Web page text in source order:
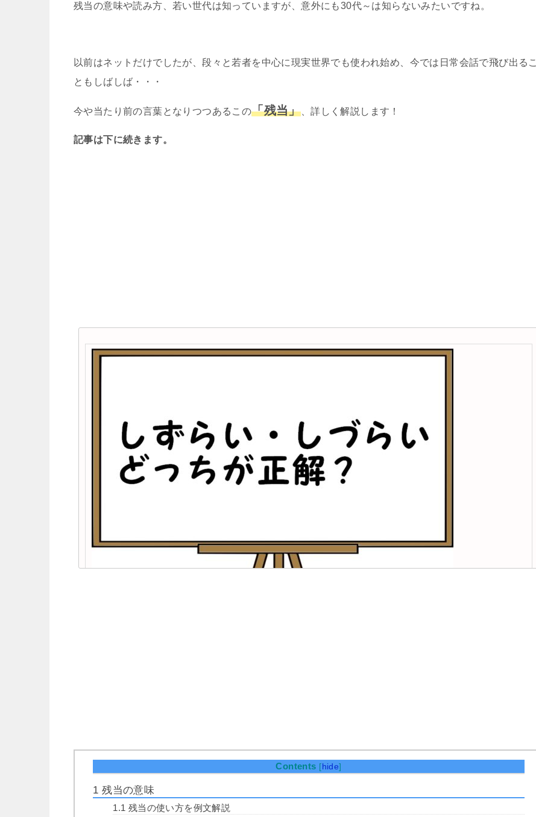
残当の意味や読み方、若い世代は知っていますが、意外にも30代～は知らないみたいですね。
以前はネットだけでしたが、段々と若者を中心に現実世界でも使われ始め、今では日常会話で飛び出るこ
ともしばしば・・・
今や当たり前の言葉となりつつあるこの「残当」、詳しく解説します！
記事は下に続きます。
Contents [ hide]
1 残当の意味
1.1 残当の使い方を例文解説